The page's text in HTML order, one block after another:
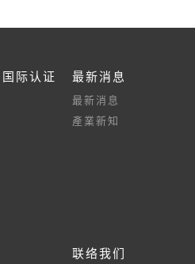
国际认证 最新消息
最新消息
產業新知
联络我们